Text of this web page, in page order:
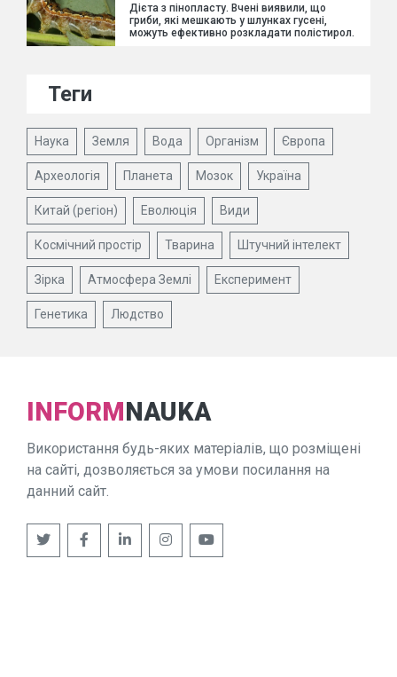
Дієта з пінопласту. Вчені виявили, що
гриби, які мешкають у шлунках гусені,
можуть ефективно розкладати полістирол.
Теги
Наука Земля Вода Організм Європа
Археологія Планета Мозок Україна
Китай (регіон) Еволюція Види
Космічний простір Тварина Штучний інтелект
Зірка Атмосфера Землі Експеримент
Генетика Людство
INFORMNAUKA
Використання будь-яких матеріалів, що розміщені
на сайті, дозволяється за умови посилання на
данний сайт.